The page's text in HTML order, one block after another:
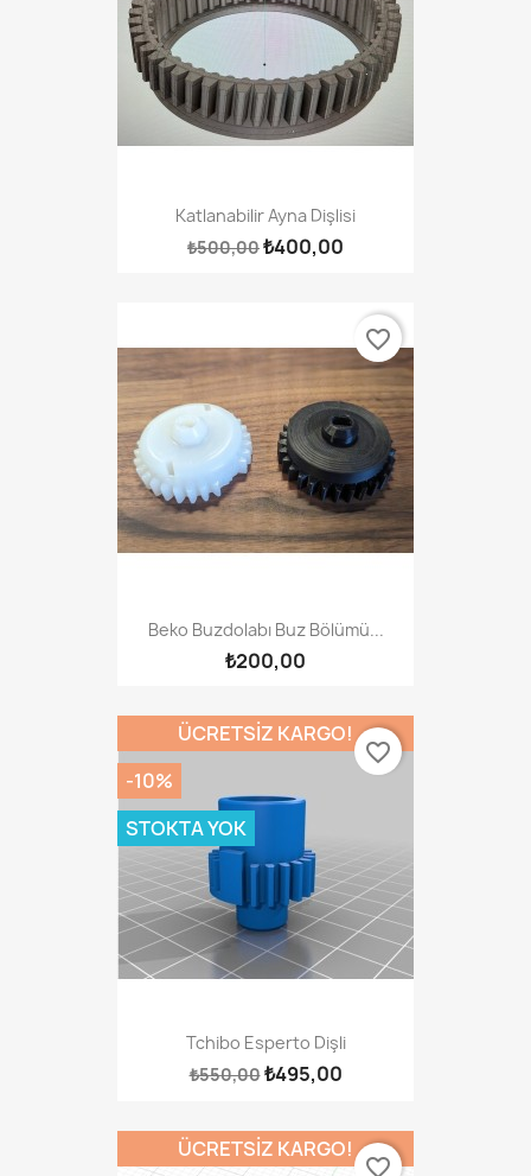
Katlanabilir Ayna Dişlisi
₺500,00₺400,00
Beko Buzdolabı Buz Bölümü...
₺200,00
favorite_border
Tchibo Esperto Dişli
₺550,00₺495,00
ÜCRETSIZ KARGO!
-10%
STOKTA YOK
favorite_border
ÜCRETSIZ KARGO!
favorite_border